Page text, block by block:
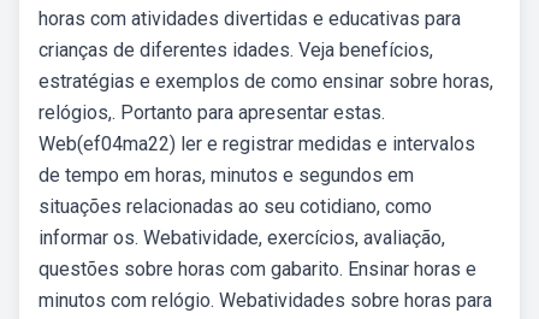
horas com atividades divertidas e educativas para
crianças de diferentes idades. Veja benefícios,
estratégias e exemplos de como ensinar sobre horas,
relógios,. Portanto para apresentar estas.
Web(ef04ma22) ler e registrar medidas e intervalos
de tempo em horas, minutos e segundos em
situações relacionadas ao seu cotidiano, como
informar os. Webatividade, exercícios, avaliação,
questões sobre horas com gabarito. Ensinar horas e
minutos com relógio. Webatividades sobre horas para